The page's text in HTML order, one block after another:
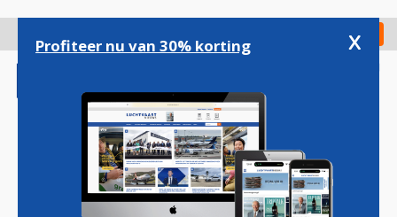
gaan
Check in
Magazine Podcasts Vacatures
Profiteer nu van 30% korting x